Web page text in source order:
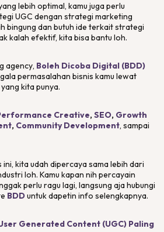
lebih optimal, kamu juga perlu
UGC dengan strategi marketing
bingung dan butuh ide terkait strategi
kalah efektif, kita bisa bantu loh.
agency, Boleh Dicoba Digital (BDD)
permasalahan bisnis kamu lewat
yang kita punya.
Creative,SEO, Growth
, Community Development, sampai
ini, kita udah dipercaya sama lebih dari
loh. Kamu kapan nih percayain
perlu ragu lagi, langsung aja hubungi
BDDuntuk dapetin info selengkapnya.
Generated Content (UGC) Paling